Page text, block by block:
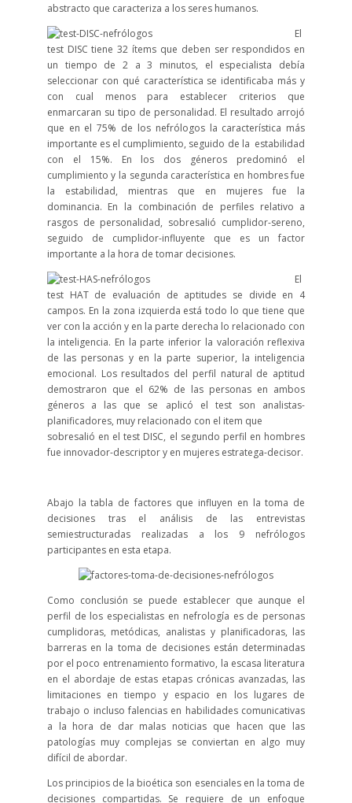
abstracto que caracteriza a los seres humanos.
El
test DISC tiene 32 ítems que deben ser respondidos en
un tiempo de 2 a 3 minutos, el especialista debía
seleccionar con qué característica se identificaba más y
con cual menos para establecer criterios que
enmarcaran su tipo de personalidad. El resultado arrojó
que en el 75% de los nefrólogos la característica más
importante es el cumplimiento, seguido de la estabilidad
con el 15%. En los dos géneros predominó el
cumplimiento y la segunda característica en hombres fue
la estabilidad, mientras que en mujeres fue la
dominancia. En la combinación de perfiles relativo a
rasgos de personalidad, sobresalió cumplidor-sereno,
seguido de cumplidor-influyente que es un factor
importante a la hora de tomar decisiones.
El
test HAT de evaluación de aptitudes se divide en 4
campos. En la zona izquierda está todo lo que tiene que
ver con la acción y en la parte derecha lo relacionado con
la inteligencia. En la parte inferior la valoración reflexiva
de las personas y en la parte superior, la inteligencia
emocional. Los resultados del perfil natural de aptitud
demostraron que el 62% de las personas en ambos
géneros a las que se aplicó el test son analistas-
planificadores, muy relacionado con el item que
sobresalió en el test DISC, el segundo perfil en hombres
fue innovador-descriptor y en mujeres estratega-decisor.
Abajo la tabla de factores que influyen en la toma de
decisiones tras el análisis de las entrevistas
semiestructuradas realizadas a los 9 nefrólogos
participantes en esta etapa.
Como conclusión se puede establecer que aunque el
perfil de los especialistas en nefrología es de personas
cumplidoras, metódicas, analistas y planificadoras, las
barreras en la toma de decisiones están determinadas
por el poco entrenamiento formativo, la escasa literatura
en el abordaje de estas etapas crónicas avanzadas, las
limitaciones en tiempo y espacio en los lugares de
trabajo o incluso falencias en habilidades comunicativas
a la hora de dar malas noticias que hacen que las
patologías muy complejas se conviertan en algo muy
difícil de abordar.
Los principios de la bioética son esenciales en la toma de
decisiones compartidas. Se requiere de un enfoque